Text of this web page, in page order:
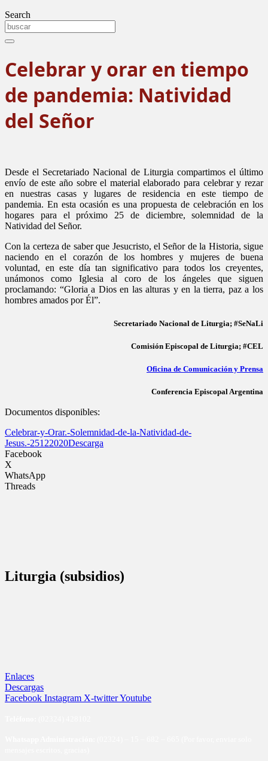
Search
Celebrar y orar en tiempo
de pandemia: Natividad
del Señor
Desde el Secretariado Nacional de Liturgia compartimos el último
envío de este año sobre el material elaborado para celebrar y rezar
en nuestras casas y lugares de residencia en este tiempo de
pandemia. En esta ocasión es una propuesta de celebración en los
hogares para el próximo 25 de diciembre, solemnidad de la
Natividad del Señor.
Con la certeza de saber que Jesucristo, el Señor de la Historia, sigue
naciendo en el corazón de los hombres y mujeres de buena
voluntad, en este día tan significativo para todos los creyentes,
unámonos como Iglesia al coro de los ángeles que siguen
proclamando: “Gloria a Dios en las alturas y en la tierra, paz a los
hombres amados por Él”.
Secretariado Nacional de Liturgia; #SeNaLi
Comisión Episcopal de Liturgia; #CEL
Oficina de Comunicación y Prensa
Conferencia Episcopal Argentina
Documentos disponibles:
Celebrar-y-Orar.-Solemnidad-de-la-Natividad-de-
Jesus.-25122020Descarga
Facebook
X
WhatsApp
Threads
Liturgia (subsidios)
Enlaces
Descargas
Facebook Instagram X-twitterYoutube